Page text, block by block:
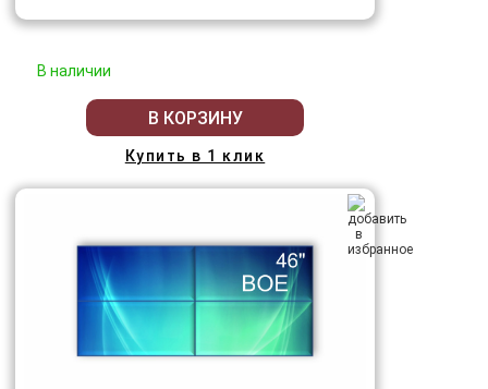
В наличии
В КОРЗИНУ
Купить в 1 клик